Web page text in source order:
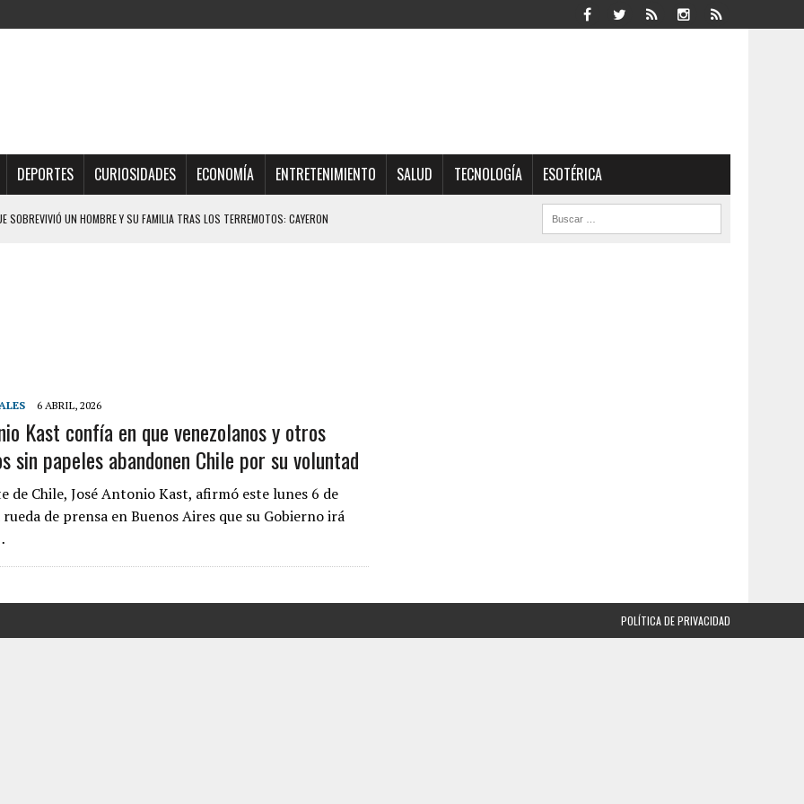
DEPORTES CURIOSIDADES ECONOMÍA ENTRETENIMIENTO SALUD TECNOLOGÍA ESOTÉRICA
SOBREVIVIÓ UN HOMBRE Y SU FAMILIA TRAS LOS TERREMOTOS: CAYERON
A MANOS DE VARIOS DE ELLOS EN MATURÍN
UNO PERDIÓ LA VIDA
EL CUERPO DENTRO DE SU CASA
ACOSADA Y ABUSADA POR LA PAREJA DE SU ABUELA
VENEZOLANA EN REUNIÓN CON AMIGOS
DESENCADENÓ TRAGEDIA FAMILIAR
A UNA ADOLESCENTE DE 13 AÑOS TRAS ABUSAR DE ELLA
6 ABRIL, 2026
Kast confía en que venezolanos y otros
sin papeles abandonen Chile por su voluntad
de Chile, José Antonio Kast, afirmó este lunes 6 de
de prensa en Buenos Aires que su Gobierno irá
POLÍTICA DE PRIVACIDAD